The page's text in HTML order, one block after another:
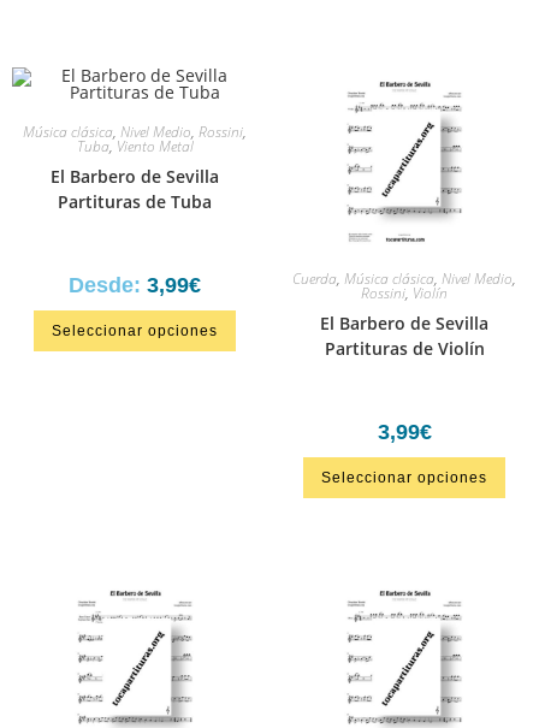
Música clásica, Nivel Medio, Rossini,
Tuba,Viento Metal
El Barbero de Sevilla
Partituras de Tuba
Desde: 3,99€
Seleccionar opciones
Cuerda, Música clásica, Nivel Medio,
Rossini, Violín
El Barbero de Sevilla
Partituras de Violín
3,99€
Seleccionar opciones